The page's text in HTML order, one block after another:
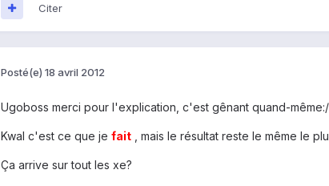
Citer
Posté(e) 18 avril 2012
Ugoboss merci pour l'explication, c'est gênant quand-
Kwal c'est ce que je fait , mais le résultat reste le même le
Ça arrive sur tout les xe?